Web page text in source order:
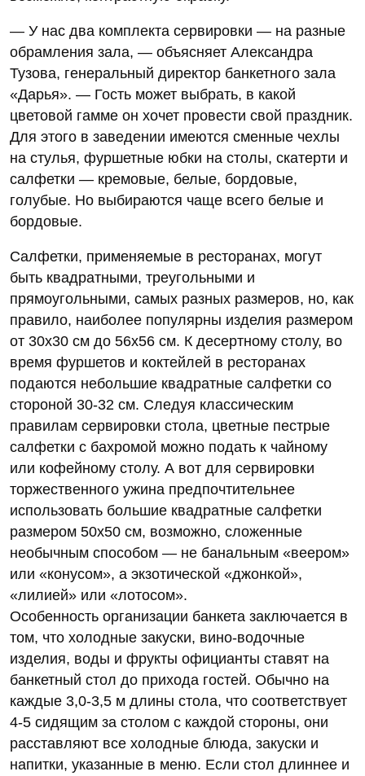
— У нас два комплекта сервировки — на разные
обрамления зала, — объясняет Александра
Тузова, генеральный директор банкетного зала
«Дарья». — Гость может выбрать, в какой
цветовой гамме он хочет провести свой праздник.
Для этого в заведении имеются сменные чехлы
на стулья, фуршетные юбки на столы, скатерти и
салфетки — кремовые, белые, бордовые,
голубые. Но выбираются чаще всего белые и
бордовые.
Салфетки, применяемые в ресторанах, могут
быть квадратными, треугольными и
прямоугольными, самых разных размеров, но, как
правило, наиболее популярны изделия размером
от 30х30 см до 56х56 см. К десертному столу, во
время фуршетов и коктейлей в ресторанах
подаются небольшие квадратные салфетки со
стороной 30-32 см. Следуя классическим
правилам сервировки стола, цветные пестрые
салфетки с бахромой можно подать к чайному
или кофейному столу. А вот для сервировки
торжественного ужина предпочтительнее
использовать большие квадратные салфетки
размером 50х50 см, возможно, сложенные
необычным способом — не банальным «веером»
или «конусом», а экзотической «джонкой»,
«лилией» или «лотосом».
Особенность организации банкета заключается в
том, что холодные закуски, вино-водочные
изделия, воды и фрукты официанты ставят на
банкетный стол до прихода гостей. Обычно на
каждые 3,0-3,5 м длины стола, что соответствует
4-5 сидящим за столом с каждой стороны, они
расставляют все холодные блюда, закуски и
напитки, указанные в меню. Если стол длиннее и